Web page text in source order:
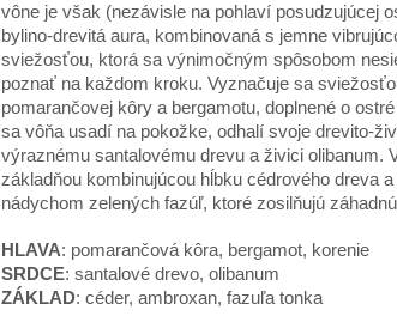
vône je však (nezávisle na pohlaví posudzujúcej
bylino-drevitá aura, kombinovaná s jemne
sviežosťou, ktorá sa výnimočným spôsobom
poznať na každom kroku. Vyznačuje sa
pomarančovej kôry a bergamotu, doplnené o
sa vôňa usadí na pokožke, odhalí svoje drevito-
výraznému santalovému drevu a živici olibanum.
základňou kombinujúcou hĺbku cédrového dreva
nádychom zelených fazúľ, ktoré zosilňujú
HLAVA: pomarančová kôra, bergamot, korenie
SRDCE: santalové drevo, olibanum
ZÁKLAD: céder, ambroxan, fazuľa tonka